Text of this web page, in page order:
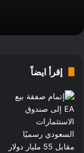
إقرأ ايضاً